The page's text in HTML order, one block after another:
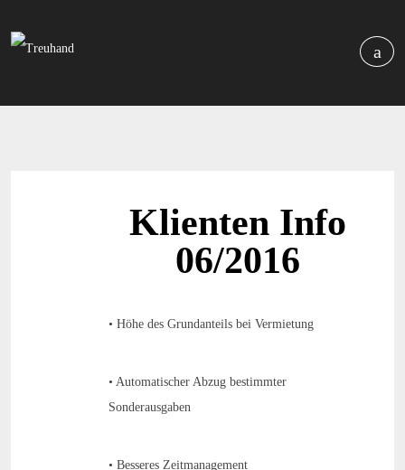
Klienten Info
06/2016
• Höhe des Grundanteils bei Vermietung
• Automatischer Abzug bestimmter
Sonderausgaben
• Besseres Zeitmanagement